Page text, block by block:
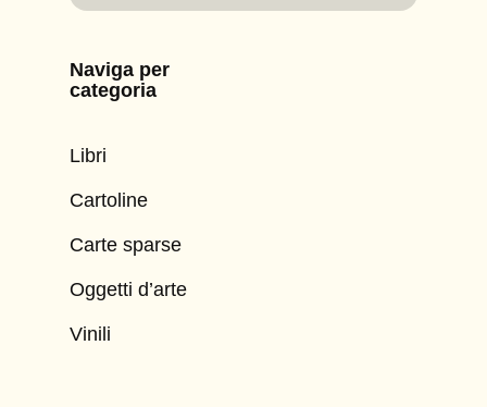
Naviga per
categoria
Libri
Cartoline
Carte sparse
Oggetti d’arte
Vinili